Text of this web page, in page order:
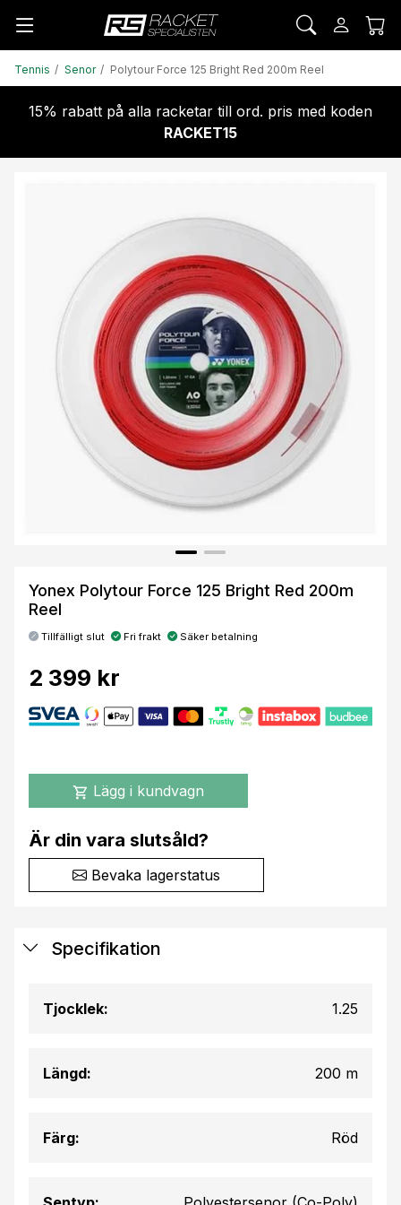
Tennis Senor Polytour Force 125 Bright Red 200m Reel
15% rabatt på alla racketar till ord. pris med koden
RACKET15
Yonex Polytour Force 125 Bright Red 200m
Reel
Tillfälligt slut Fri frakt Säker betalning
2 399 kr
shopping_cart Lägg i kundvagn
Är din vara slutsåld?
Bevaka lagerstatus
Specifikation
Tjocklek: 1.25
Längd: 200 m
Färg: Röd